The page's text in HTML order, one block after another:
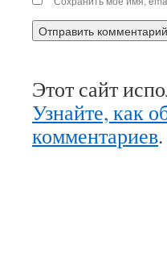
Этот сайт
Узнайте, как
комментариев.